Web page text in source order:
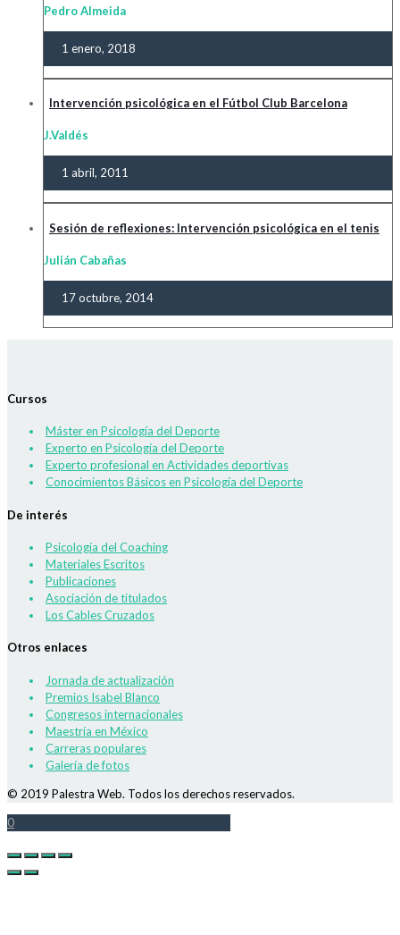
Pedro Almeida
1 enero, 2018
Intervención psicológica en el Fútbol Club Barcelona
J.Valdés
1 abril, 2011
Sesión de reflexiones: Intervención psicológica en el tenis
Julián Cabañas
17 octubre, 2014
Cursos
Máster en Psicología del Deporte
Experto en Psicología del Deporte
Experto profesional en Actividades deportivas
Conocimientos Básicos en Psicología del Deporte
De interés
Psicología del Coaching
Materiales Escritos
Publicaciones
Asociación de titulados
Los Cables Cruzados
Otros enlaces
Jornada de actualización
Premios Isabel Blanco
Congresos internacionales
Maestría en México
Carreras populares
Galería de fotos
© 2019 Palestra Web. Todos los derechos reservados.
0